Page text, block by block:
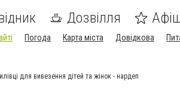
Дозвілля
Погода Карта міста Довідкова
для вивезення дітей та жінок - нардеп